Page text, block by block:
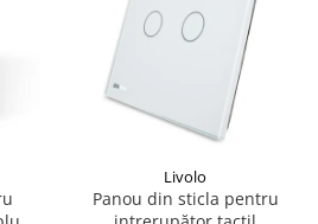
Livolo
Panou din sticla pentru